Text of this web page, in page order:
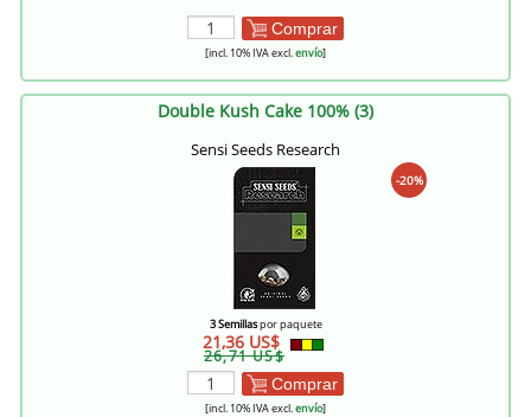
Comprar
[incl. 10% IVA excl.envío]
Double Kush Cake 100% (3)
Sensi Seeds Research
-20%
3 Semillaspor paquete
21,36 US$
26,71 US$
Comprar
[incl. 10% IVA excl.envío]